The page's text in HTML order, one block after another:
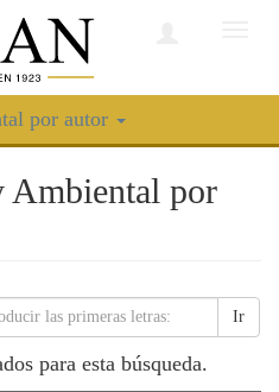
por autor
Ambiental por
Ir
para esta búsqueda.